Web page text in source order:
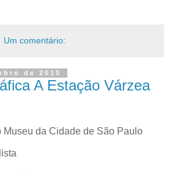
Um comentário:
de 2010
A Estação Várzea
Museu da Cidade de São Paulo